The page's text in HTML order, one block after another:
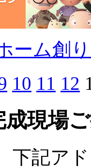
ーム創
10 11 12
成現場
下記ア